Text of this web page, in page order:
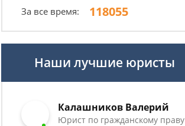
За все время: 118055
Наши лучшие юристы
Калашников Валерий
Юрист по гражданскому праву